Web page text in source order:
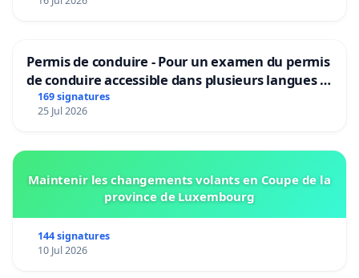
Permis de conduire - Pour un examen du permis
de conduire accessible dans plusieurs langues à
Bruxelles
169 signatures
25 Jul 2026
Maintenir les changements volants en Coupe de la
province de Luxembourg
144 signatures
10 Jul 2026